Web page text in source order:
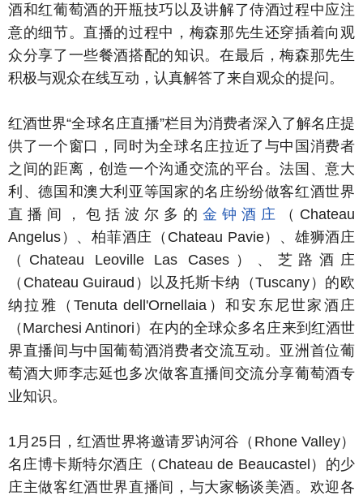
酒和红葡萄酒的开瓶技巧以及讲解了侍酒过程中应注
意的细节。直播的过程中，梅森那先生还穿插着向观
众分享了一些餐酒搭配的知识。在最后，梅森那先生
积极与观众在线互动，认真解答了来自观众的提问。
红酒世界“全球名庄直播”栏目为消费者深入了解名庄提
供了一个窗口，同时为全球名庄拉近了与中国消费者
之间的距离，创造一个沟通交流的平台。法国、意大
利、德国和澳大利亚等国家的名庄纷纷做客红酒世界
直播间，包括波尔多的 金钟酒庄
（Chateau
Angelus）、柏菲酒庄（Chateau Pavie）、雄狮酒庄
（Chateau Leoville Las Cases）、芝路酒庄
（Chateau Guiraud）以及托斯卡纳（Tuscany）的欧
纳拉雅（Tenuta dell'Ornellaia）和安东尼世家酒庄
（Marchesi Antinori）在内的全球众多名庄来到红酒世
界直播间与中国葡萄酒消费者交流互动。亚洲首位葡
萄酒大师李志延也多次做客直播间交流分享葡萄酒专
业知识。
1月25日，红酒世界将邀请罗讷河谷（Rhone Valley）
名庄博卡斯特尔酒庄（Chateau de Beaucastel）的少
庄主做客红酒世界直播间，与大家畅谈美酒。欢迎各